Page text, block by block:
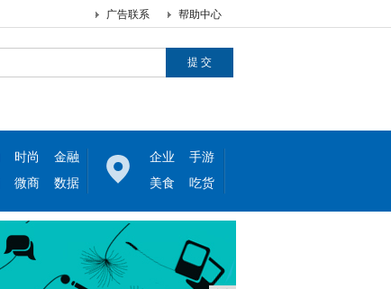
帮助中心
广告联系
时尚
金融
微商 数据
企业
手游
美食
吃货